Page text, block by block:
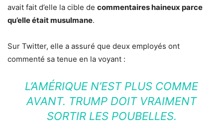
avait fait d’elle la cible de commentaires haineux parce
qu’elle était musulmane.
Sur Twitter, elle a assuré que deux employés ont
commenté sa tenue en la voyant :
L’AMÉRIQUE N’EST PLUS COMME
AVANT. TRUMP DOIT VRAIMENT
SORTIR LES POUBELLES.